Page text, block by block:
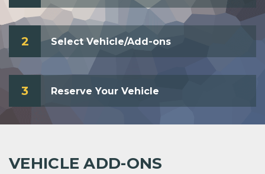
2 Select Vehicle/Add-ons
3 Reserve Your Vehicle
VEHICLE ADD-ONS